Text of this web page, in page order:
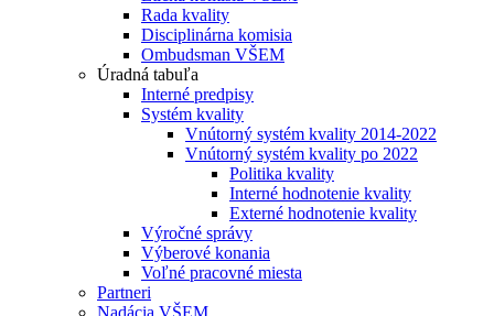
Rada kvality
Disciplinárna komisia
Ombudsman VŠEM
Úradná tabuľa
Interné predpisy
Systém kvality
Vnútorný systém kvality 2014-2022
Vnútorný systém kvality po 2022
Politika kvality
Interné hodnotenie kvality
Externé hodnotenie kvality
Výročné správy
Výberové konania
Voľné pracovné miesta
Partneri
Nadácia VŠEM